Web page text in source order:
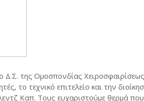
της Ομοσπονδίας
το τεχνικό επιτελείο και την
Καπ. Τους ευχαριστούμε θερμά